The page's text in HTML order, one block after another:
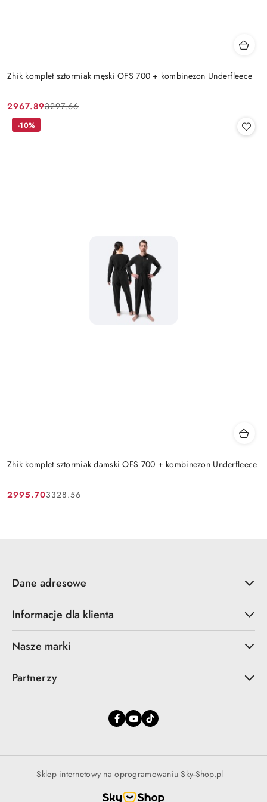
Zhik komplet sztormiak męski OFS 700 + kombinezon Underfleece
Cena
promocyjna:
2967.89
Cena
przed
3297.66
Zhik komplet sztormiak damski OFS 700 + kombinezon Underfleece
Cena
2995.70
Cena
3328.56
-10%
Dane adresowe
Informacje dla klienta
Nasze marki
Partnerzy
Sklep internetowy na oprogramowaniu Sky-Shop.pl